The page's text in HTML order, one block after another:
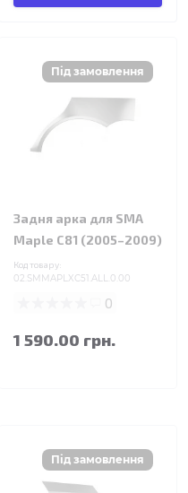
Задня арка для SMA
Maple C81 (2005–2009)
Код товару:
02.SMMAPLXC51.ALL.0.00
0
1 590.00 грн.